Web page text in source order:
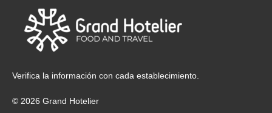
Verifica la información con cada establecimiento.
© 2026 Grand Hotelier